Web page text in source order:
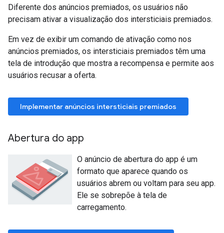
Diferente dos anúncios premiados, os usuários não
precisam ativar a visualização dos intersticiais premiados.
Em vez de exibir um comando de ativação como nos
anúncios premiados, os intersticiais premiados têm uma
tela de introdução que mostra a recompensa e permite aos
usuários recusar a oferta.
Implementar anúncios intersticiais premiados
Abertura do app
O anúncio de abertura do app é um
formato que aparece quando os
usuários abrem ou voltam para seu app.
Ele se sobrepõe à tela de
carregamento.